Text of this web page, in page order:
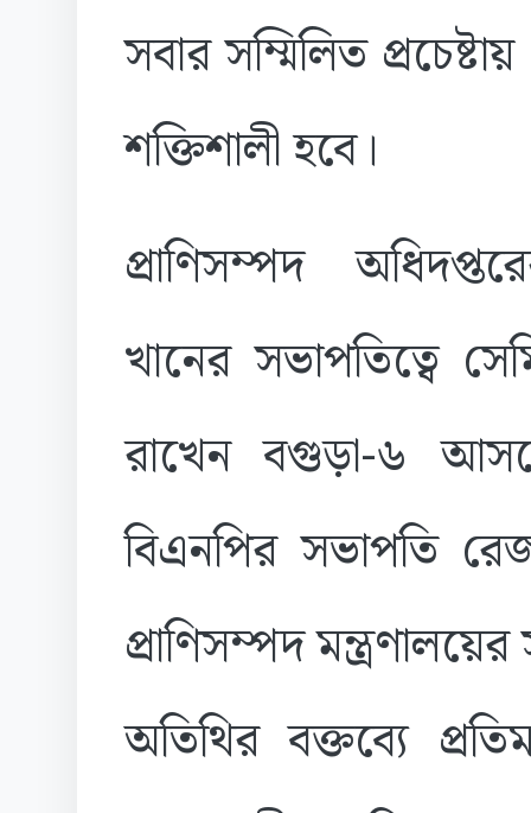
সবার সম্মিলিত
শক্তিশালী হবে।
প্রাণিসম্পদ
খানের সভাপতিত্বে
রাখেন বগুড়া-৬
বিএনপির সভাপতি
প্রাণিসম্পদ
অতিথির বক্তব্যে